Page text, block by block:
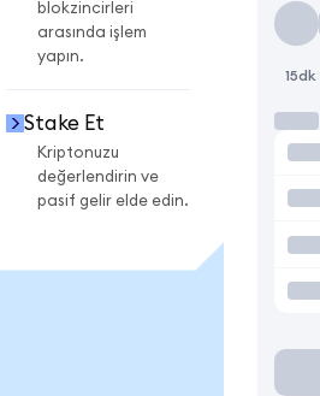
blokzincirleri
arasında işlem
yapın.
Stake Et
Kriptonuzu
değerlendirin ve
pasif gelir elde edin.
15dk